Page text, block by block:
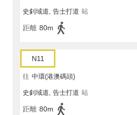
史釗域道, 告士打道 站
距離 80m
N11
往 中環(港澳碼頭)
史釗域道, 告士打道 站
距離 80m